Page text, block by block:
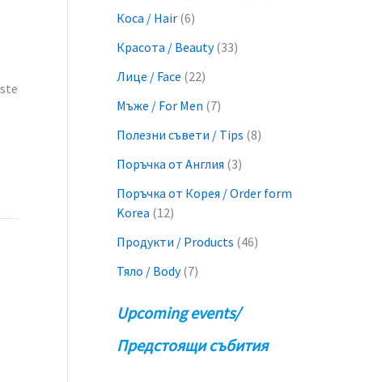
Коса / Hair (6)
Красота / Beauty(33)
Лице / Face (22)
Мъже / For Men (7)
Полезни съвети / Tips (8)
Поръчка от Англия (3)
Поръчка от Корея / Order form
Korea (12)
Продукти / Products (46)
Тяло / Body(7)
Upcoming events/
Предстоящи събития